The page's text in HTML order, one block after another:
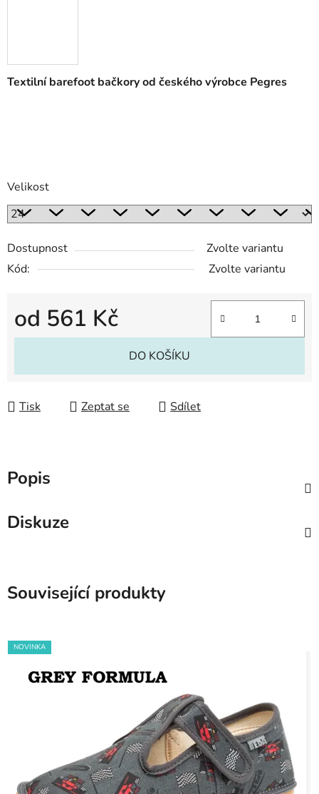
Textilní barefoot bačkory od českého výrobce Pegres
Velikost
Dostupnost
Zvolte variantu
Kód:
Zvolte variantu
od 561 Kč
Měrná cena:
DO KOŠÍKU
Tisk Zeptat se Sdílet
Popis
Diskuze
Související produkty
NOVINKA